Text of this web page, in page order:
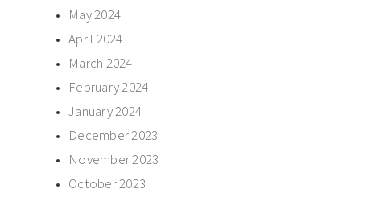
May 2024
April 2024
March 2024
February 2024
January 2024
December 2023
November 2023
October 2023